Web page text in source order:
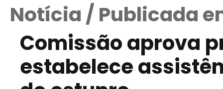
Notícia / Publicada
Comissão aprova
estabelece